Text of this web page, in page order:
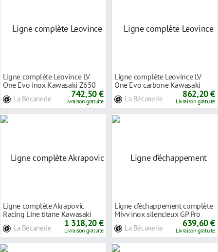
Ligne complète Leovince LV
One Evo inox Kawasaki Z650
La Bécanerie 742,50 €
Livraison gratuite
Ligne complète Leovince LV
One Evo carbone Kawasaki
La Bécanerie 862,20 €
Livraison gratuite
Ligne complète Akrapovic
Racing Line titane Kawasaki
La Bécanerie 1 318,20 €
Livraison gratuite
Ligne d’échappement complète
Mivv inox silencieux GP Pro
La Bécanerie 639,60 €
Livraison gratuite